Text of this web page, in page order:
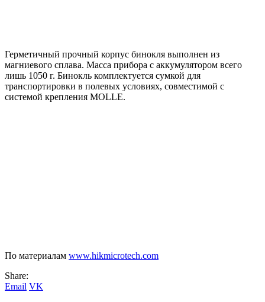
Герметичный прочный корпус бинокля выполнен из
магниевого сплава. Масса прибора с аккумулятором всего
лишь 1050 г. Бинокль комплектуется сумкой для
транспортировки в полевых условиях, совместимой с
системой крепления MOLLE.
По материалам www.hikmicrotech.com
Share:
Email VK